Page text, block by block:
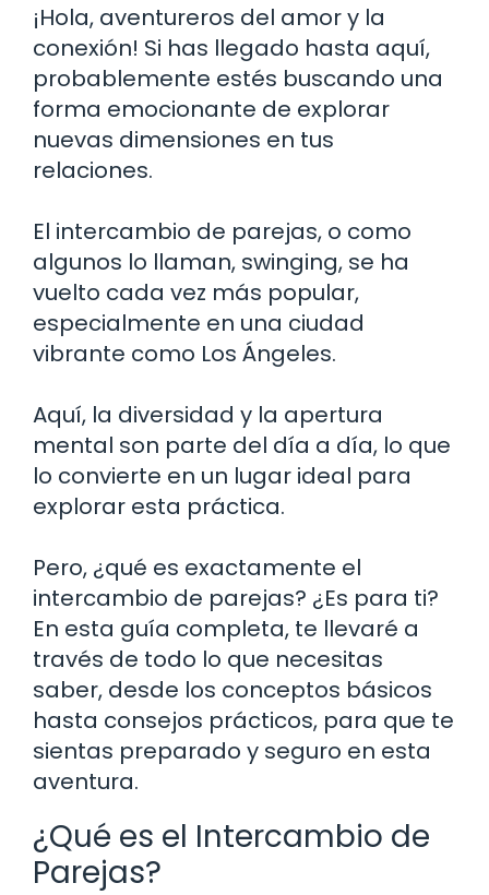
¡Hola, aventureros del amor y la
conexión! Si has llegado hasta aquí,
probablemente estés buscando una
forma emocionante de explorar
nuevas dimensiones en tus
relaciones.
El intercambio de parejas, o como
algunos lo llaman, swinging, se ha
vuelto cada vez más popular,
especialmente en una ciudad
vibrante como Los Ángeles.
Aquí, la diversidad y la apertura
mental son parte del día a día, lo que
lo convierte en un lugar ideal para
explorar esta práctica.
Pero, ¿qué es exactamente el
intercambio de parejas? ¿Es para ti?
En esta guía completa, te llevaré a
través de todo lo que necesitas
saber, desde los conceptos básicos
hasta consejos prácticos, para que te
sientas preparado y seguro en esta
aventura.
¿Qué es el Intercambio de
Parejas?